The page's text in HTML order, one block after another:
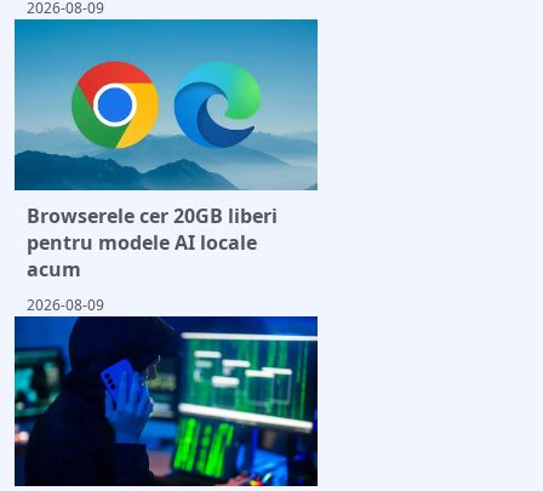
2026-08-09
Browserele cer 20GB liberi
pentru modele AI locale
acum
2026-08-09